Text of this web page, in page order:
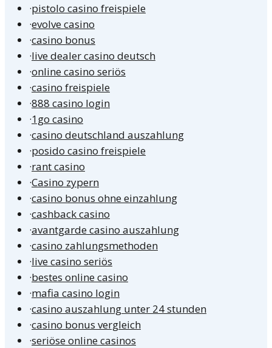
·pistolo casino freispiele
·evolve casino
·casino bonus
·live dealer casino deutsch
·online casino seriös
·casino freispiele
·888 casino login
·1go casino
·casino deutschland auszahlung
·posido casino freispiele
·rant casino
·Casino zypern
·casino bonus ohne einzahlung
·cashback casino
·avantgarde casino auszahlung
·casino zahlungsmethoden
·live casino seriös
·bestes online casino
·mafia casino login
·casino auszahlung unter 24 stunden
·casino bonus vergleich
·seriöse online casinos